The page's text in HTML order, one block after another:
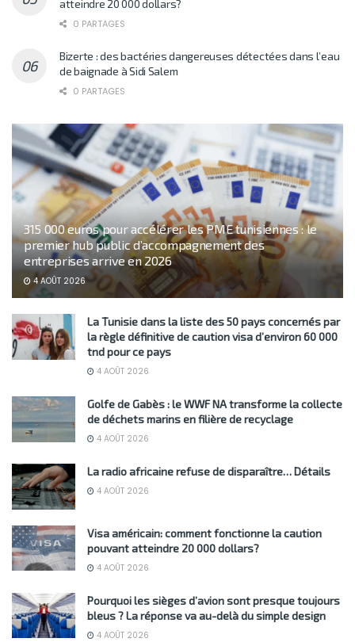
atteindre 20 000 dollars?
0 PARTAGES
Bizerte : des bactéries dangereuses détectées dans l’eau
de baignade à Sidi Salem
0 PARTAGES
315 000 euros pour accélérer les PME tunisiennes : le
premier hub public d’accompagnement des
entreprises arrive en 2026
4 AOÛT 2026
La Tunisie dans la liste des 50 pays concernés par
la règle définitive de caution visa d’environ 60 000
tnd pour ce pays
4 AOÛT 2026
Golfe de Gabès : le WWF NA transforme la collecte
de déchets marins en filière de recyclage
4 AOÛT 2026
La radio africaine refuse de disparaître… Détails
4 AOÛT 2026
Visa américain: comment fonctionne la caution
pouvant atteindre 20 000 dollars?
4 AOÛT 2026
Pourquoi les sièges d’avion sont presque toujours
bleus ? La réponse va au-delà du simple design
4 AOÛT 2026